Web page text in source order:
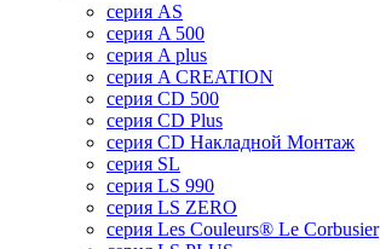
серия AS
серия A 500
серия A plus
серия A CREATION
серия CD 500
серия CD Plus
серия CD Накладной Монтаж
серия SL
серия LS 990
серия LS ZERO
серия Les Couleurs® Le Corbusier